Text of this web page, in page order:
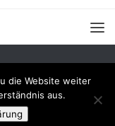
Pro wechseln
die Website weiter
aus.